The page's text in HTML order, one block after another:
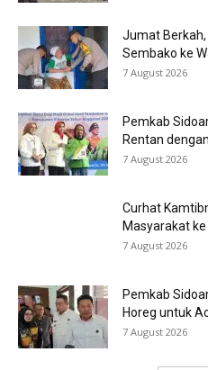
Jumat
Sembako ke
7 August 2026
Pemkab
Rentan
7 August 2026
Curhat
Masyarakat
7 August 2026
Pemkab
Horeg untuk
7 August 2026